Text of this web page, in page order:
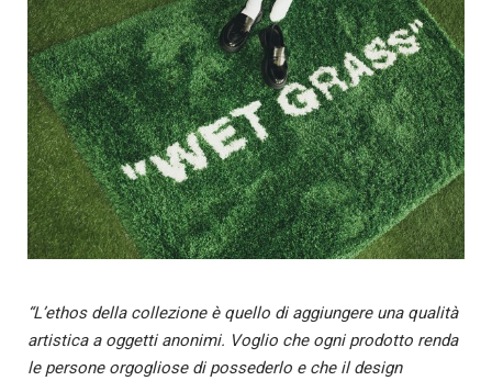
“L’ethos della collezione è quello di aggiungere una qualità
artistica a oggetti anonimi. Voglio che ogni prodotto renda
le persone orgogliose di possederlo e che il design